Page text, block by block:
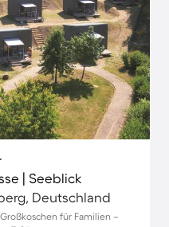
| Seeblick
Deutschland
für Familien –